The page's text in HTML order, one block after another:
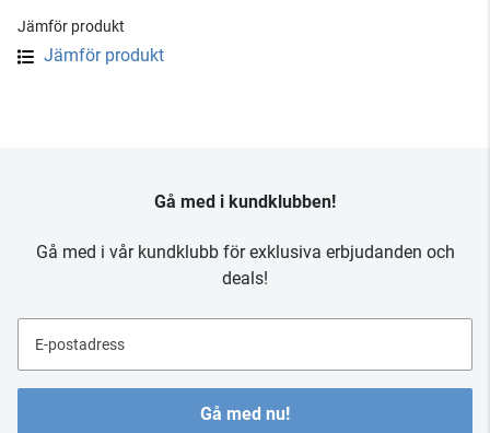
Jämför produkt
Jämför produkt
Gå med i kundklubben!
Gå med i vår kundklubb för exklusiva erbjudanden och
deals!
E-postadress
Gå med nu!